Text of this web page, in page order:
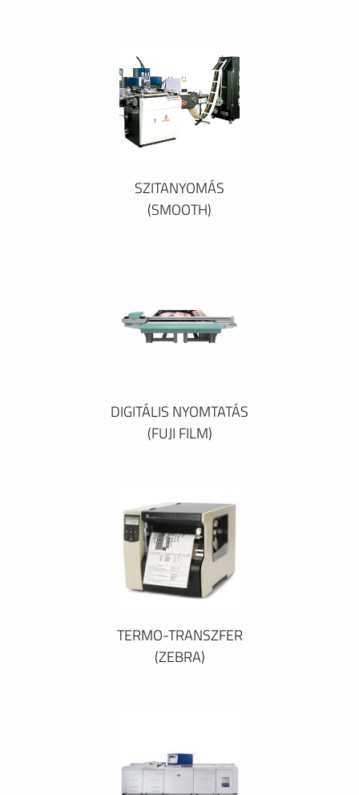
SZITANYOMÁS
(SMOOTH)
DIGITÁLIS NYOMTATÁS
(FUJI FILM)
TERMO-TRANSZFER
(ZEBRA)